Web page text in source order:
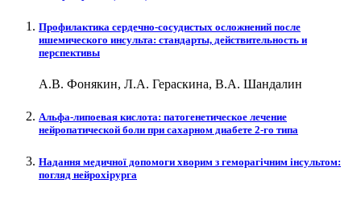
Профилактика сердечно-сосудистых осложнений после
ишемического инсульта: стандарты, действительность и
перспективы
А.В. Фонякин, Л.А. Гераскина, В.А. Шандалин
Альфа-липоевая кислота: патогенетическое лечение
нейропатической боли при сахарном диабете 2-го типа
Надання медичної допомоги хворим з геморагічним інсультом:
погляд нейрохірурга